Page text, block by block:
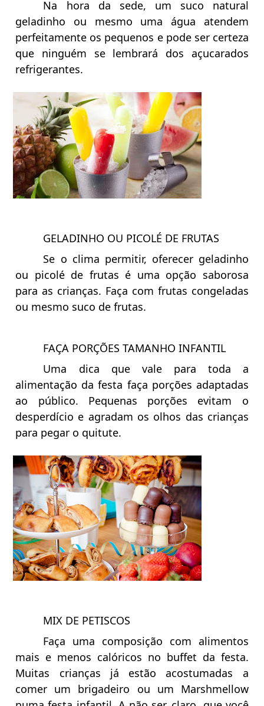
Na hora da sede, um suco natural
geladinho ou mesmo uma água atendem
perfeitamente os pequenos e pode ser certeza
que ninguém se lembrará dos açucarados
refrigerantes.
GELADINHO OU PICOLÉ DE FRUTAS
Se o clima permitir, oferecer geladinho
ou picolé de frutas é uma opção saborosa
para as crianças. Faça com frutas congeladas
ou mesmo suco de frutas.
FAÇA PORÇÕES TAMANHO INFANTIL
Uma dica que vale para toda a
alimentação da festa faça porções adaptadas
ao público. Pequenas porções evitam o
desperdício e agradam os olhos das crianças
para pegar o quitute.
MIX DE PETISCOS
Faça uma composição com alimentos
mais e menos calóricos no buffet da festa.
Muitas crianças já estão acostumadas a
comer um brigadeiro ou um Marshmellow